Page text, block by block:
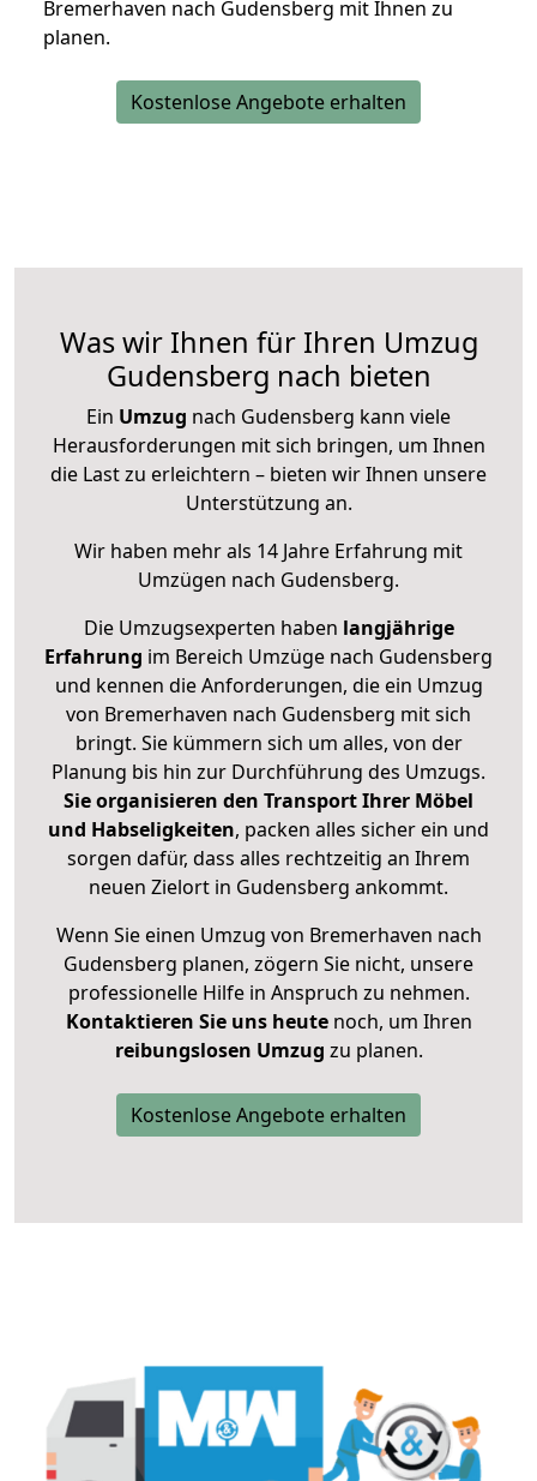
Bremerhaven nach Gudensberg mit Ihnen zu
planen.
Kostenlose Angebote erhalten
Was wir Ihnen für Ihren Umzug
Gudensberg nach bieten
Ein Umzug nach Gudensberg kann viele
Herausforderungen mit sich bringen, um Ihnen
die Last zu erleichtern – bieten wir Ihnen unsere
Unterstützung an.
Wir haben mehr als 14 Jahre Erfahrung mit
Umzügen nach Gudensberg.
Die Umzugsexperten haben langjährige
Erfahrung im Bereich Umzüge nach Gudensberg
und kennen die Anforderungen, die ein Umzug
von Bremerhaven nach Gudensberg mit sich
bringt. Sie kümmern sich um alles, von der
Planung bis hin zur Durchführung des Umzugs.
Sie organisieren den Transport Ihrer Möbel
und Habseligkeiten, packen alles sicher ein und
sorgen dafür, dass alles rechtzeitig an Ihrem
neuen Zielort in Gudensberg ankommt.
Wenn Sie einen Umzug von Bremerhaven nach
Gudensberg planen, zögern Sie nicht, unsere
professionelle Hilfe in Anspruch zu nehmen.
Kontaktieren Sie uns heutenoch, um Ihren
reibungslosen Umzug zu planen.
Kostenlose Angebote erhalten